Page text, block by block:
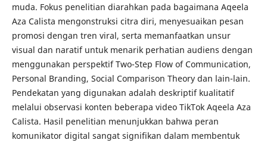
muda. Fokus penelitian diarahkan pada bagaimana Aqeela
Aza Calista mengonstruksi citra diri, menyesuaikan pesan
promosi dengan tren viral, serta memanfaatkan unsur
visual dan naratif untuk menarik perhatian audiens dengan
menggunakan perspektif Two-Step Flow of Communication,
Personal Branding, Social Comparison Theory dan lain-lain.
Pendekatan yang digunakan adalah deskriptif kualitatif
melalui observasi konten beberapa video TikTok Aqeela Aza
Calista. Hasil penelitian menunjukkan bahwa peran
komunikator digital sangat signifikan dalam membentuk